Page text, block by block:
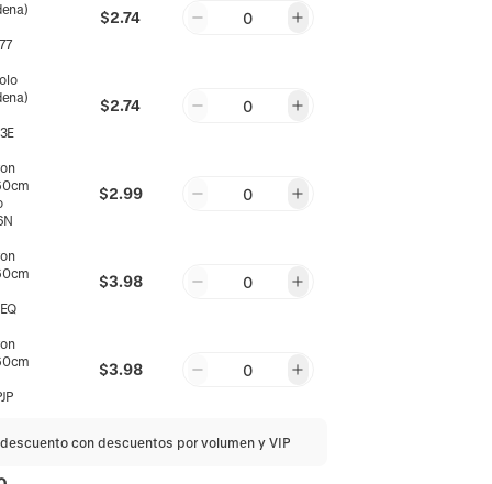
$2.74 0
$2.74 0
$2.99 0
$3.98 0
$3.98 0
con descuentos por volumen y VIP